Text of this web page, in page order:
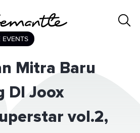
EVENTS
Mitra Baru
DI Joox
vol.2,